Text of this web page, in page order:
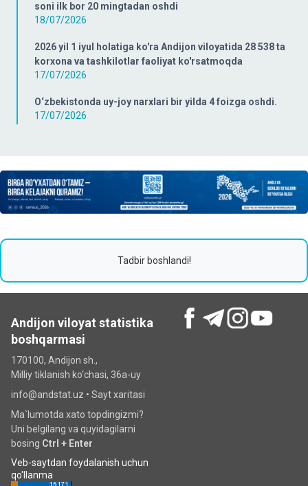
soni ilk bor 20 mingtadan oshdi
18/07/2026
2026 yil 1 iyul holatiga ko'ra Andijon viloyatida 28 538 ta
korxona va tashkilotlar faoliyat ko'rsatmoqda
17/07/2026
O‘zbekistonda uy-joy narxlari bir yilda 4 foizga oshdi.
17/07/2026
Tadbir boshlandi!
Andijon viloyat statistika
boshqarmasi
170100, Andijon sh.,
Milliy tiklanish ko‘chаsi, 36a-uy
info@andstat.uz • Sayt xaritasi
Ma`lumotda xato topdingizmi?
Uni belgilang va quyidagilarni
bosing Ctrl + Enter
Veb-saytdan foydalanish uchun
qo'llanma